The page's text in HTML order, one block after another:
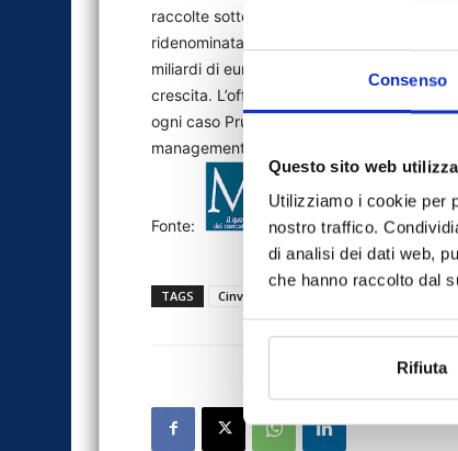
Consenso
Questo sito web
Utilizziamo i cookie per
nostro traffico.
di analisi dei dati web,
che hanno raccolto dal
Rifiuta
raccolte sotto il cappello di Phlavia
ridenominata Eurovita. Cinven ha tra
miliardi di euro. Pramerica Life potrebbe
crescita. L’offerta, secondo quanto risulta
ogni caso Prudential continuerà a essere
management in joint venture con Ubi
Fonte:
TAGS Cinven